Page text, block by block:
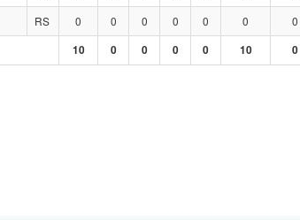
RS 0 0 0 0 0 0 0
10 0 0 0 0 10 0